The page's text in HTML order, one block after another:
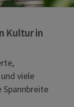
Kultur in
viele